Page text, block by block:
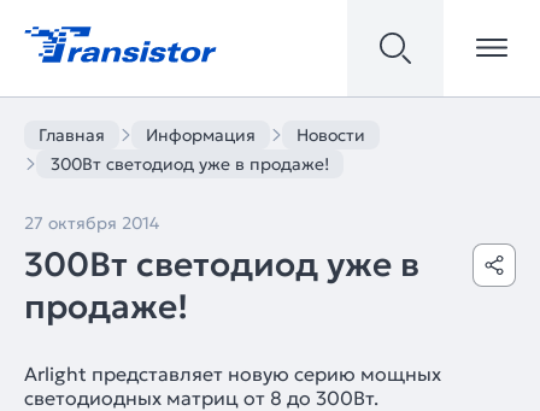
Главная Информация
Новости
300Вт светодиод уже в продаже!
27 октября 2014
300Вт светодиод уже в
продаже!
Arlight представляет новую серию мощных
светодиодных матриц от 8 до 300Вт.